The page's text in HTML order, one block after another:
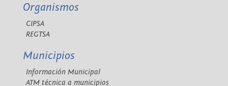
Organismos
CIPSA
REGTSA
Municipios
Información Municipal
ATM técnica a municipios